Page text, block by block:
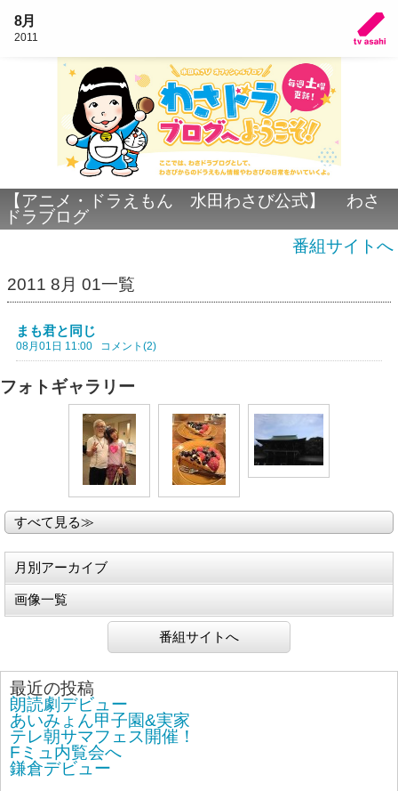
8月
2011
【アニメ・ドラえもん 水田わさび公式】 わさ
ドラブログ
番組サイトへ
2011 8月 01一覧
まも君と同じ
08月01日 11:00 コメント(2)
フォトギャラリー
すべて見る≫
月別アーカイブ
画像一覧
番組サイトへ
最近の投稿
朗読劇デビュー
あいみょん甲子園&実家
テレ朝サマフェス開催！
Fミュ内覧会へ
鎌倉デビュー